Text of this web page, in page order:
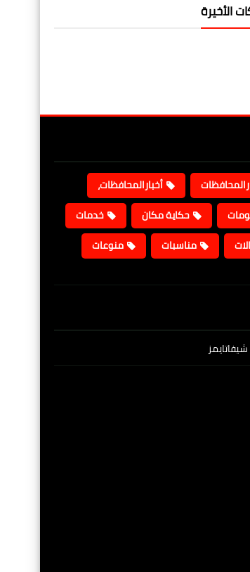
الأخيرة
أخبارالمحافظات،
حكاية مكان
خدمات
مناسبات منوعات